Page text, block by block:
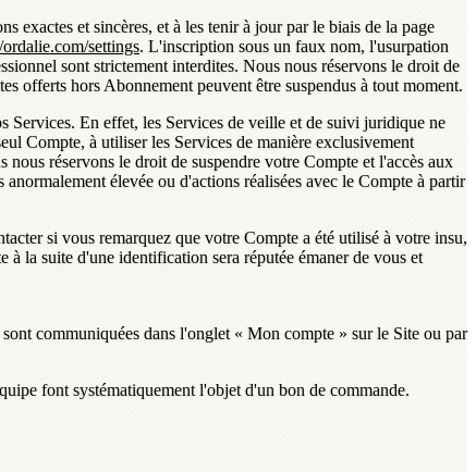
exactes et sincères, et à les tenir à jour par le biais de la page
settings. L'inscription sous un faux nom, l'usurpation
sont strictement interdites. Nous nous réservons le droit de
offerts hors Abonnement peuvent être suspendus à tout moment.
Services. En effet, les Services de veille et de suivi juridique ne
Compte, à utiliser les Services de manière exclusivement
réservons le droit de suspendre votre Compte et l'accès aux
élevée ou d'actions réalisées avec le Compte à partir
si vous remarquez que votre Compte a été utilisé à votre insu,
la suite d'une identification sera réputée émaner de vous et
communiquées dans l'onglet « Mon compte » sur le Site ou par
font systématiquement l'objet d'un bon de commande.